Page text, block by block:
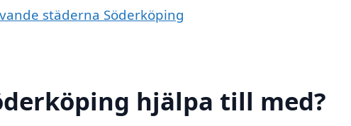
städerna Söderköping
hjälpa till med?